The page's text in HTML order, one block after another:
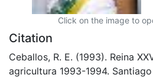
Click on the image to
Citation
Ceballos, R. E. (1993). Reina
agricultura 1993-1994.